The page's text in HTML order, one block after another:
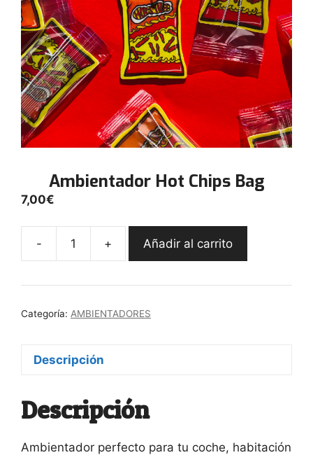
Ambientador Hot Chips Bag
7,00€
-
Ambientador
Chips
cantidad
+ Añadir al carrito
Categoría: AMBIENTADORES
Descripción
Descripción
Ambientador perfecto para tu coche, habitación